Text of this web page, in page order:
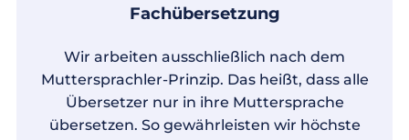
Fachübersetzung
Wir arbeiten ausschließlich nach dem
Muttersprachler-Prinzip. Das heißt, dass alle
Übersetzer nur in ihre Muttersprache
übersetzen. So gewährleisten wir höchste